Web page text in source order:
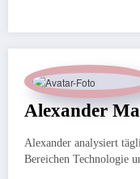
Alexander
Alexander analysiert
Bereichen Technologie